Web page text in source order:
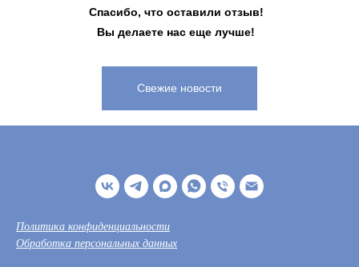
Свежие новости
Спасибо, что оставили отзыв!
Вы делаете нас еще лучше!
Политика конфиденциальности
Обработка персональных данных